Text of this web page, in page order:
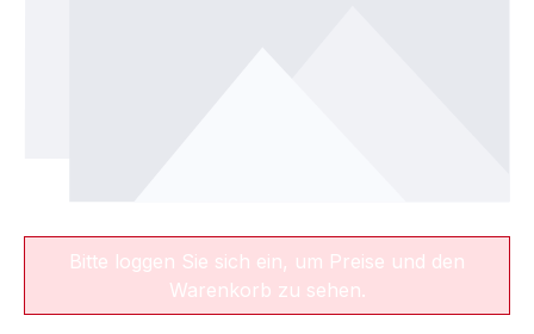
Bitte loggen Sie sich ein, um Preise und den
Warenkorb zu sehen.